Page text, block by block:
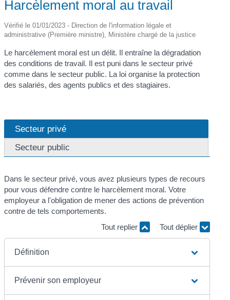
Harcèlement moral au travail
Vérifié le 01/01/2023 - Direction de l'information légale et
administrative (Première ministre), Ministère chargé de la justice
Le harcèlement moral est un délit. Il entraîne la dégradation
des conditions de travail. Il est puni dans le secteur privé
comme dans le secteur public. La loi organise la protection
des salariés, des agents publics et des stagiaires.
Secteur privé
Secteur public
Dans le secteur privé, vous avez plusieurs types de recours
pour vous défendre contre le harcèlement moral. Votre
employeur a l'obligation de mener des actions de prévention
contre de tels comportements.
Tout replier
Tout déplier
Définition
Prévenir son employeur